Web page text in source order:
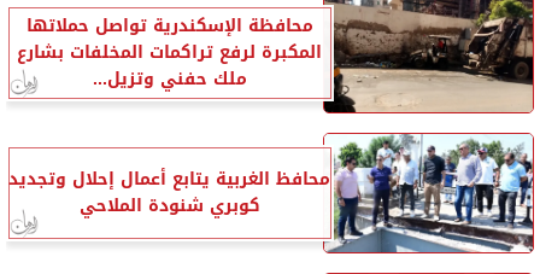
محافظة الإسكندرية تواصل حملاتها
المكبرة لرفع تراكمات المخلفات بشارع
ملك حفني وتزيل...
محافظ الغربية يتابع أعمال إحلال وتجديد
كوبري شنودة الملاحي